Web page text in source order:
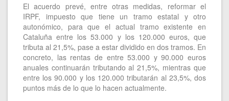
El acuerdo prevé, entre otras medidas, reformar el
IRPF, impuesto que tiene un tramo estatal y otro
autonómico, para que el actual tramo existente en
Cataluña entre los 53.000 y los 120.000 euros, que
tributa al 21,5%, pase a estar dividido en dos tramos. En
concreto, las rentas de entre 53.000 y 90.000 euros
anuales continuarán tributando al 21,5%, mientras que
entre los 90.000 y los 120.000 tributarán al 23,5%, dos
puntos más de lo que lo hacen actualmente.